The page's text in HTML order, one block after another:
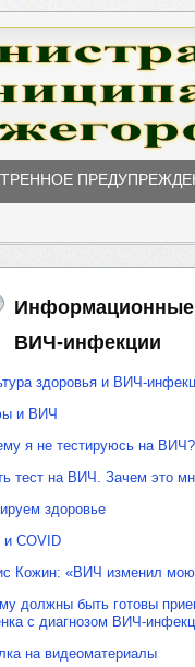
Информационные
ВИЧ-инфекции
здоровья и ВИЧ-
и ВИЧ
я не тестируюсь на ВИЧ?
тест на ВИЧ. Зачем это
здоровье
COVID
Кожин: «ВИЧ изменил
должны быть готовы
с диагнозом ВИЧ-
на видеоматериалы